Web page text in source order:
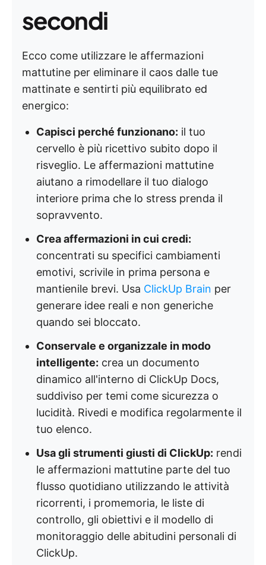
secondi
Ecco come utilizzare le affermazioni
mattutine per eliminare il caos dalle tue
mattinate e sentirti più equilibrato ed
energico:
Capisci perché funzionano: il tuo
cervello è più ricettivo subito dopo il
risveglio. Le affermazioni mattutine
aiutano a rimodellare il tuo dialogo
interiore prima che lo stress prenda il
sopravvento.
Crea affermazioni in cui credi:
concentrati su specifici cambiamenti
emotivi, scrivile in prima persona e
mantienile brevi. Usa ClickUp Brain per
generare idee reali e non generiche
quando sei bloccato.
Conservale e organizzale in modo
intelligente: crea un documento
dinamico all'interno di ClickUp Docs,
suddiviso per temi come sicurezza o
lucidità. Rivedi e modifica regolarmente il
tuo elenco.
Usa gli strumenti giusti di ClickUp: rendi
le affermazioni mattutine parte del tuo
flusso quotidiano utilizzando le attività
ricorrenti, i promemoria, le liste di
controllo, gli obiettivi e il modello di
monitoraggio delle abitudini personali di
ClickUp.